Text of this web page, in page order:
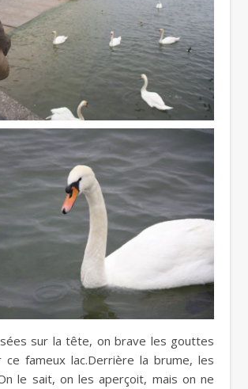
sur la tête, on brave les gouttes
ce fameux lac.Derrière la brume, les
le sait, on les aperçoit, mais on ne